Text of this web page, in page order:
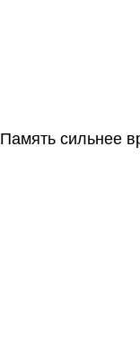
Память сильнее